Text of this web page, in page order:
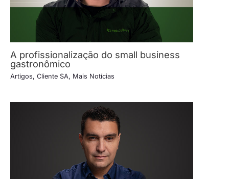
A profissionalização do small business
gastronômico
Artigos, Cliente SA, Mais Notícias